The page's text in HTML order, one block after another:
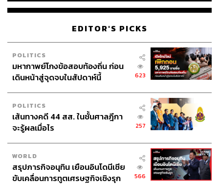
EDITOR'S PICKS
POLITICS
มหากาพย์โกงข้อสอบท้องถิ่น ก่อน
เดินหน้าสู่จุดจบในสัปดาห์นี้
623
POLITICS
เส้นทางคดี 44 สส. ในชั้นศาลฎีกา
จะรู้ผลเมื่อไร
257
WORLD
สรุปภารกิจอนุทิน เยือนอินโดนีเซีย
ขับเคลื่อนการทูตเศรษฐกิจเชิงรุก
566